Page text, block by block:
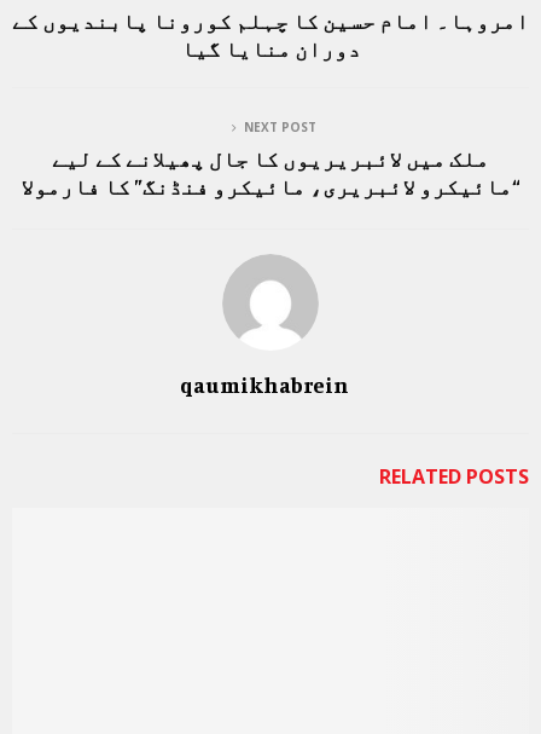
امروہا۔ امام حسین کا چہلم کورونا پابندیوں کے
دوران منایا گیا
NEXT POST
ملک میں لائبریریوں کا جال پھیلانے کے لیے
“مائیکرو لائبریری، مائیکرو فنڈنگ” کا فارمولا
qaumikhabrein
RELATED POSTS